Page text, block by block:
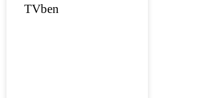
TVben